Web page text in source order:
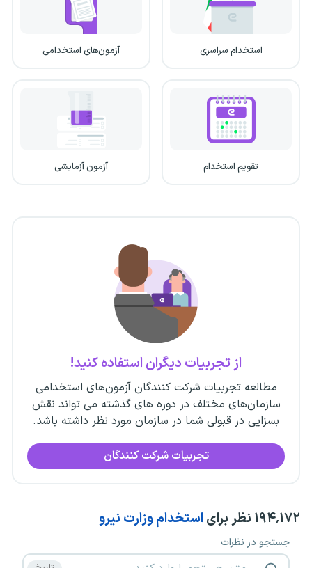
استخدام سراسری آزمون‌های استخدامی
تقویم استخدام آزمون آزمایشی
از تجربیات دیگران استفاده کنید!
مطالعه تجربیات شرکت کنندگان آزمون‌های استخدامی
سازمان‌های مختلف در دوره های گذشته می تواند نقش
بسزایی در قبولی شما در سازمان مورد نظر داشته باشد.
تجربیات شرکت کنندگان
۱۹۴٬۱۷۲ نظر برای استخدام وزارت نیرو
جستجو در نظرات